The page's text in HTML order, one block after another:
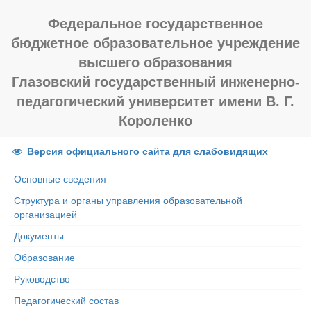
Федеральное государственное
бюджетное образовательное учреждение
высшего образования
Глазовский государственный инженерно-
педагогический университет имени В. Г.
Короленко
Версия официального сайта для слабовидящих
Основные сведения
Структура и органы управления образовательной
организацией
Документы
Образование
Руководство
Педагогический состав